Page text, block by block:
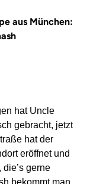
aus München:
hat Uncle
gebracht, jetzt
hat der
eröffnet und
gerne
bekommt man